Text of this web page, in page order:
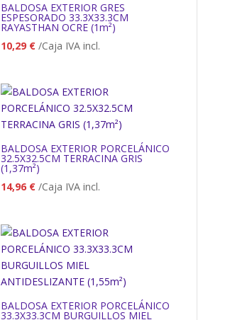
BALDOSA EXTERIOR GRES
ESPESORADO 33.3X33.3CM
RAYASTHAN OCRE (1m²)
10,29 € /Caja IVA incl.
BALDOSA EXTERIOR PORCELÁNICO
32.5X32.5CM TERRACINA GRIS
(1,37m²)
14,96 € /Caja IVA incl.
BALDOSA EXTERIOR PORCELÁNICO
33.3X33.3CM BURGUILLOS MIEL